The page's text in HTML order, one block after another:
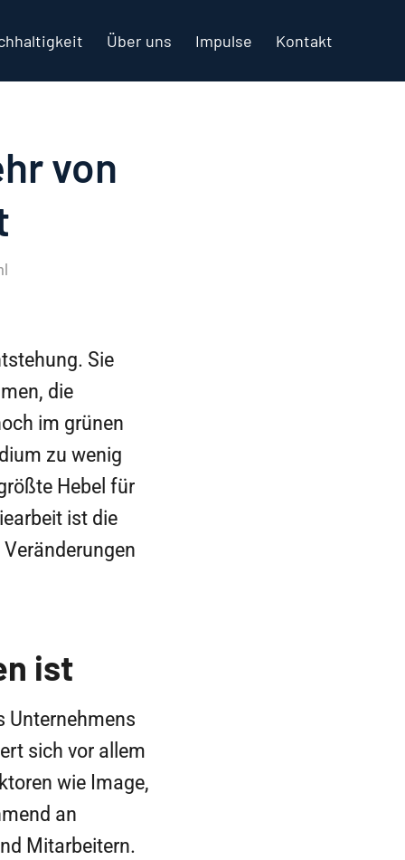
Über uns Impulse Kontakt
von
Sie
die
im grünen
zu wenig
Hebel für
ist die
ist
Unternehmens
sich vor allem
wie Image,
an
Mitarbeitern.